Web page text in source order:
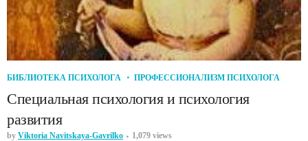
БИБЛИОТЕКА ПСИХОЛОГА ПРОФЕССИОНАЛИЗМ ПСИХОЛОГА
Специальная психология и психология
развития
by Viktoria Navitskaya-Gavrilko 1,079 views